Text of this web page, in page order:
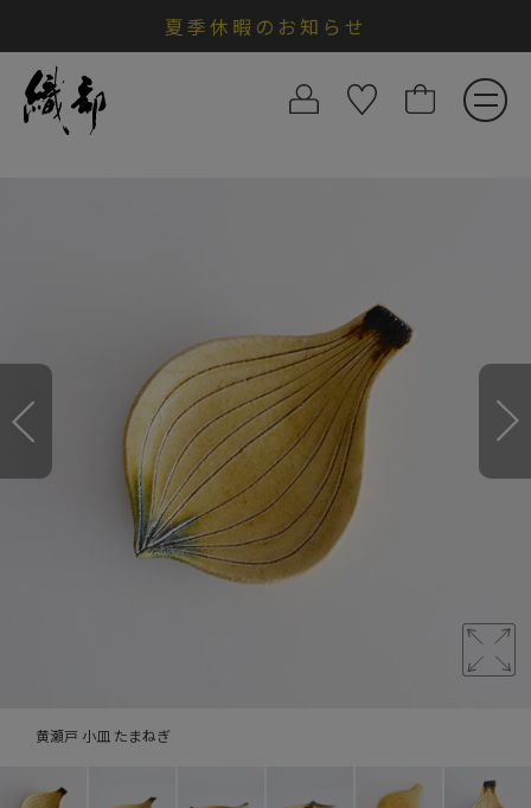
夏季休暇のお知らせ
黄瀬戸 小皿 たまねぎ